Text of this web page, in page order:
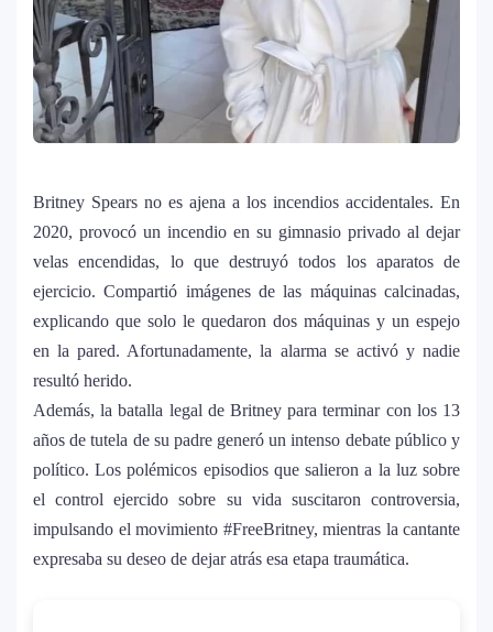
12 Farándula ::. Isadora, hija de Chayanne,
logra su primera nominación a los Latin
Grammy 2025
Britney Spears no es ajena a los incendios accidentales. En
2020, provocó un incendio en su gimnasio privado al dejar
velas encendidas, lo que destruyó todos los aparatos de
ejercicio. Compartió imágenes de las máquinas calcinadas,
explicando que solo le quedaron dos máquinas y un espejo
en la pared. Afortunadamente, la alarma se activó y nadie
resultó herido.
Además, la batalla legal de Britney para terminar con los 13
años de tutela de su padre generó un intenso debate público y
político. Los polémicos episodios que salieron a la luz sobre
el control ejercido sobre su vida suscitaron controversia,
impulsando el movimiento #FreeBritney, mientras la cantante
expresaba su deseo de dejar atrás esa etapa traumática.